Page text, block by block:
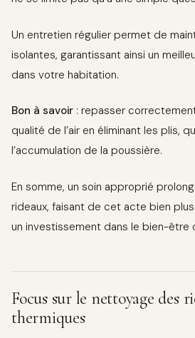
Un entretien régulier permet de
isolantes, garantissant ainsi un
dans votre habitation.
Bon à savoir : repasser
qualité de l’air en éliminant les plis,
l’accumulation de la poussière.
En somme, un soin approprié
rideaux, faisant de cet acte bien plus
un investissement dans le bien-être
Focus sur le nettoyage des
thermiques